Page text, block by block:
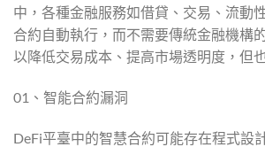
中，各種金融服務如借貸、交易、流動
合約自動執行，而不需要傳統金融機構
以降低交易成本、提高市場透明度，但
01、智能合約漏洞
DeFi平臺中的智慧合約可能存在程式設